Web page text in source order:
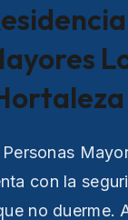
con la
no duerme.